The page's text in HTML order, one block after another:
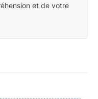
et de votre